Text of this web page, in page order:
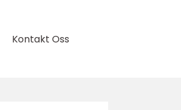
Kontakt Oss